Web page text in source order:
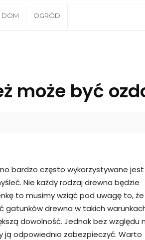
DOM OGRÓD
może być
bardzo często wykorzystywane jest
Nie każdy rodzaj drewna będzie
to musimy wziąć pod uwagę to, że
gatunków drewna w takich
dowolność. Jednak bez względu
ją odpowiednio zabezpieczyć. Warto